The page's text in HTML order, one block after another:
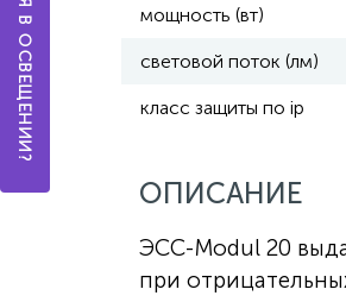
мощность (вт)
световой поток (лм)
класс защиты по ip
ОПИСАНИЕ
ЭСС-Modul 20
при